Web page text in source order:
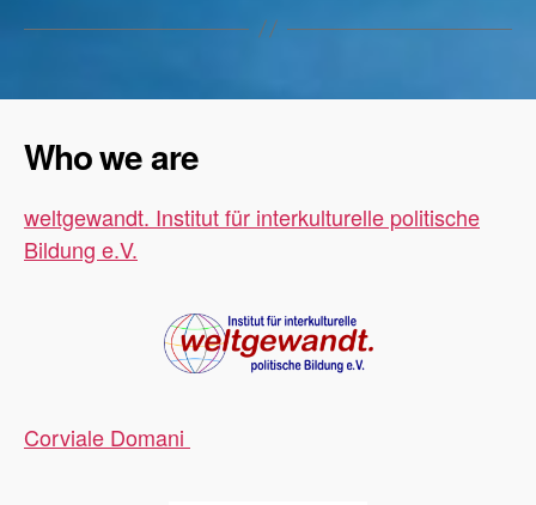
Who we are
weltgewandt. Institut für interkulturelle politische
Bildung e.V.
Corviale Domani